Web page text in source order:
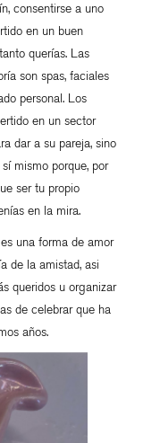
consentirse a uno
en un buen
querías. Las
son spas, faciales
personal. Los
en un sector
dar a su pareja, sino
mismo porque, por
ser tu propio
en la mira.
una forma de amor
de la amistad, asi
queridos u organizar
de celebrar que ha
años.